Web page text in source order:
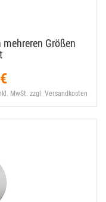
Größen
MwSt. zzgl. Versandkosten